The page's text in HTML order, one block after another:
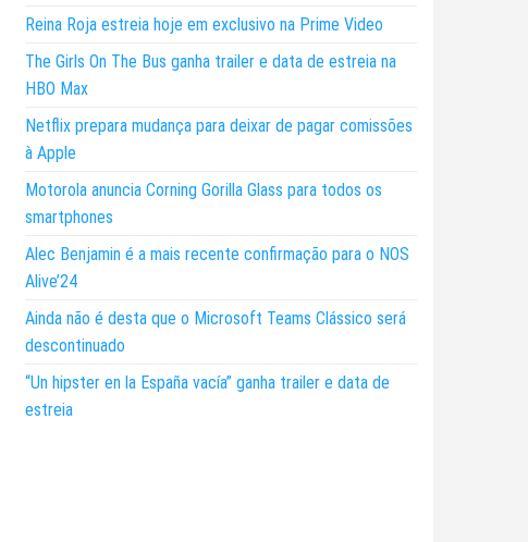
Reina Roja estreia hoje em exclusivo na Prime Video
The Girls On The Bus ganha trailer e data de estreia na
HBO Max
Netflix prepara mudança para deixar de pagar comissões
à Apple
Motorola anuncia Corning Gorilla Glass para todos os
smartphones
Alec Benjamin é a mais recente confirmação para o NOS
Alive’24
Ainda não é desta que o Microsoft Teams Clássico será
descontinuado
“Un hipster en la España vacía” ganha trailer e data de
estreia